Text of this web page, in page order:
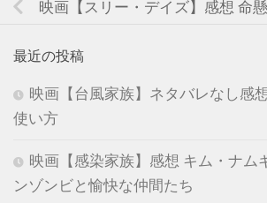
映画【スリー・デイズ】感想 命
最近の投稿
映画【台風家族】ネタバレなし感
使い方
映画【感染家族】感想 キム・ナ
ンゾンビと愉快な仲間たち